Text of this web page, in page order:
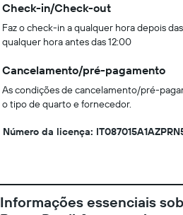
Check-in/Check-out
Faz o check-in a qualquer hora depois
qualquer hora antes das 12:00
Cancelamento/pré-pagamento
As condições de cancelamento/pré-
o tipo de quarto e fornecedor.
Número da licença:
Informações essenciais